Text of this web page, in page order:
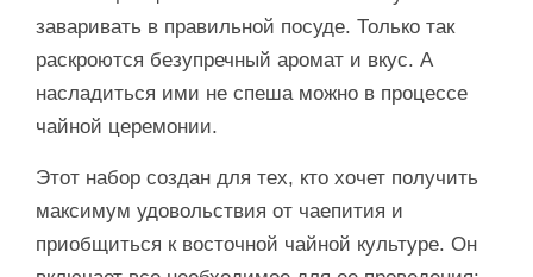
заваривать в правильной посуде. Только так
раскроются безупречный аромат и вкус. А
насладиться ими не спеша можно в процессе
чайной церемонии.
Этот набор создан для тех, кто хочет получить
максимум удовольствия от чаепития и
приобщиться к восточной чайной культуре. Он